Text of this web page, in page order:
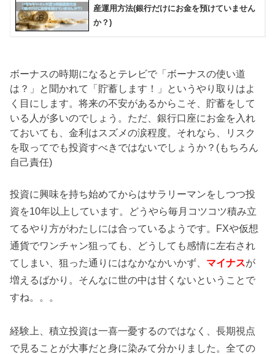
産運用方法(銀行だけにお金を預けていません
か？)
ボーナスの時期になるとテレビで「ボーナスの使い道
は？」と聞かれて「貯蓄します！」というやり取りはよ
く目にします。将来の不安があるからこそ、貯蓄をして
いる人が多いのでしょう。ただ、銀行口座にお金を入れ
ておいても、金利はスズメの涙程度。それなら、リスク
を取ってでも投資すべきではないでしょうか？(もちろん
自己責任)
投資に興味を持ち始めてからはサラリーマンをしつつ投
資を10年以上しています。どうやら毎月コツコツ積み立
てるやり方がわたしには合っているようです。FXや仮想
通貨でワンチャン狙っても、どうしても感情に左右され
てしまい、狙った通りにはなかなかいかず、 マイナスが
増えるばかり。そんなに世の中は甘くないということで
すね。。。
経験上、積立投資は一喜一憂するのではなく、長期視点
で見ることが大事だと身に染みて分かりました。全ての